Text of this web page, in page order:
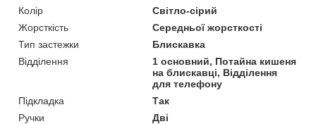
Колір
Світло-сірий
Жорсткість
Середньої жорсткості
Тип застежки
Блискавка
Відділення
1 основний, Потайна кишеня
на блискавці, Відділення
для телефону
Підкладка
Так
Ручки
Дві